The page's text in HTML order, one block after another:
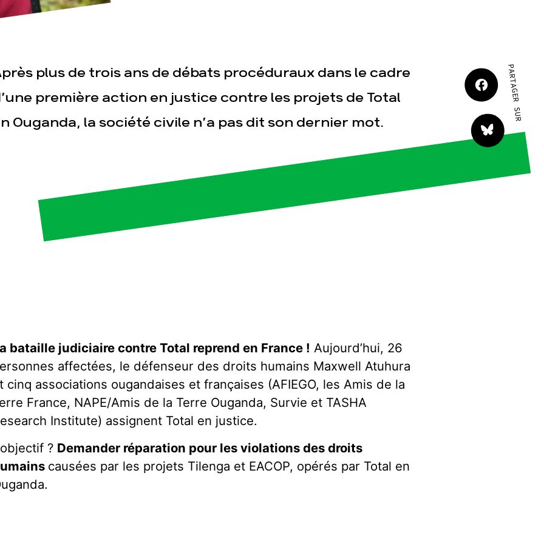
Publications Contact
plus de trois ans de débats procéduraux dans le cadre
première action en justice contre les projets de Total
Ouganda, la société civile n’a pas dit son dernier mot.
PARTAGER SUR
bataille judiciaire contre Total reprend en France ! Aujourd’hui, 26
affectées, le défenseur des droits humains Maxwell Atuhura
cinq associations ougandaises et françaises (AFIEGO, les Amis de la
France, NAPE/Amis de la Terre Ouganda, Survie et TASHA
Institute) assignent Total en justice.
? Demander réparation pour les violations des droits
causées par les projets Tilenga et EACOP, opérés par Total en